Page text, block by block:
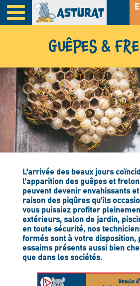
GUÊPES &
L'arrivée des beaux jours
l'apparition des guêpes et
peuvent devenir envahissants
raison des piqûres qu'ils
vous puissiez profiter
extérieurs, salon de jardin,
en toute sécurité, nos
formés sont à votre disposition,
essaims présents aussi bien
que dans les sociétés.